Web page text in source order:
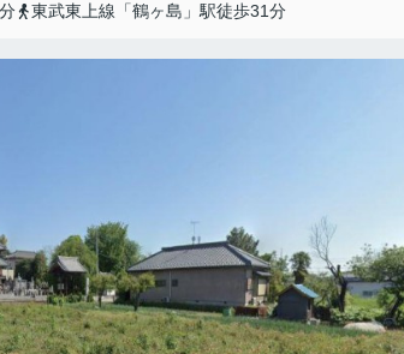
東武東上線「鶴ヶ島」駅徒歩31分